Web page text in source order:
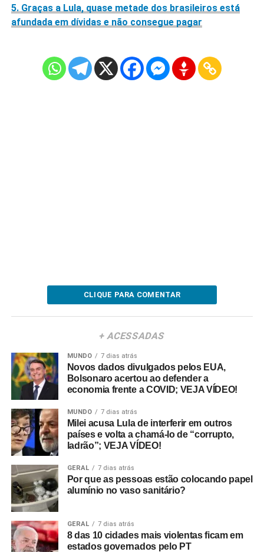
5. Graças a Lula, quase metade dos brasileiros está
afundada em dívidas e não consegue pagar
CLIQUE PARA COMENTAR
+ ACESSADAS
MUNDO 7 dias atrás
Novos dados divulgados pelos EUA,
Bolsonaro acertou ao defender a
economia frente a COVID; VEJA VÍDEO!
MUNDO 7 dias atrás
Milei acusa Lula de interferir em outros
países e volta a chamá-lo de “corrupto,
ladrão”; VEJA VÍDEO!
GERAL 7 dias atrás
Por que as pessoas estão colocando papel
alumínio no vaso sanitário?
GERAL 7 dias atrás
8 das 10 cidades mais violentas ficam em
estados governados pelo PT